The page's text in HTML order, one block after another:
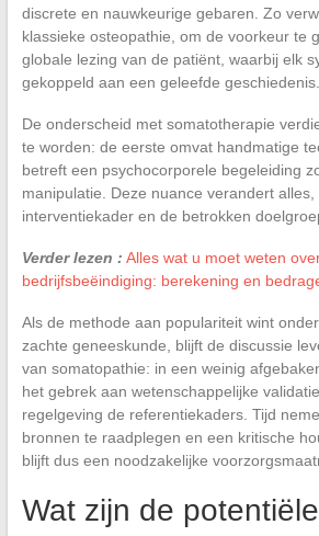
discrete en nauwkeurige gebaren. Zo
klassieke osteopathie, om de voorkeur te
globale lezing van de patiënt, waarbij elk
gekoppeld aan een geleefde geschiedenis.
De onderscheid met somatotherapie
te worden: de eerste omvat handmatige
betreft een psychocorporele begeleiding
manipulatie. Deze nuance verandert alles,
interventiekader en de betrokken
Verder lezen : Alles wat u moet weten
bedrijfsbeëindiging: berekening en
Als de methode aan populariteit wint
zachte geneeskunde, blijft de discussie
van somatopathie: in een weinig
het gebrek aan wetenschappelijke
regelgeving de referentiekaders. Tijd
bronnen te raadplegen en een kritische
blijft dus een noodzakelijke
Wat zijn de potentiële